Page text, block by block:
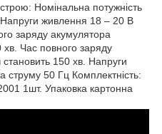
Номінальна потужність
живлення 18 – 20 В
заряду акумулятора
Час повного заряду
150 хв. Напруги
струму 50 Гц Комплектність:
1шт. Упаковка картонна